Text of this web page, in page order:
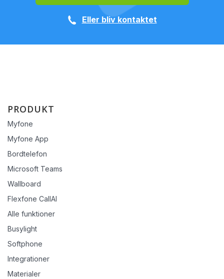
Eller bliv kontaktet
PRODUKT
Myfone
Myfone App
Bordtelefon
Microsoft Teams
Wallboard
Flexfone CallAI
Alle funktioner
Busylight
Softphone
Integrationer
Materialer